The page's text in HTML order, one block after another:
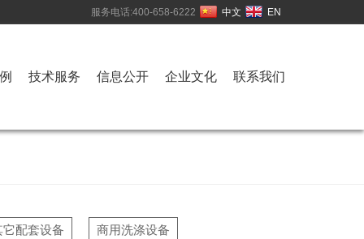
中文 EN
服务电话:400-658-6222
技术服务 信息公开 企业文化 联系我们
它配套设备 商用洗涤设备